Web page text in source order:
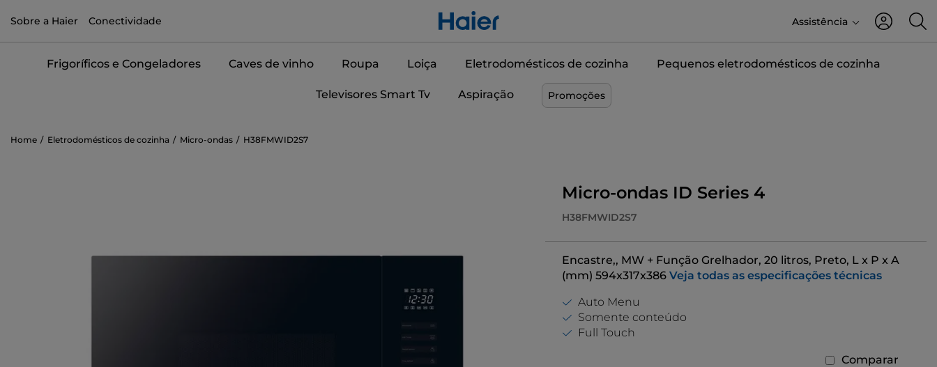
Sobre a Haier Conectividade Assistência
Frigoríficos e Congeladores Caves de vinho Roupa Loiça Eletrodomésticos de cozinha Pequenos eletrodomésticos de cozinha
Televisores Smart Tv Aspiração Promoções
Home Eletrodomésticos de cozinha Micro-ondas H38FMWID2S7
Micro-ondas ID Series 4
H38FMWID2S7
Encastre,, MW + Função Grelhador, 20 litros, Preto, L x P x A
(mm) 594x317x386 Veja todas as especificações técnicas
Comparar
Auto Menu
Somente conteúdo
Full Touch